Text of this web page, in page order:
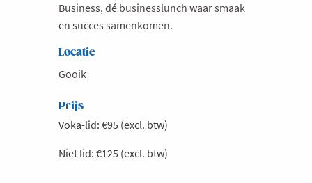
Business, dé businesslunch waar smaak
en succes samenkomen.
Locatie
Gooik
Prijs
Voka-lid: €95 (excl. btw)
Niet lid: €125 (excl. btw)